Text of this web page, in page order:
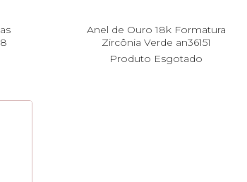
Anel de Ouro 18k Formatura
Zircônia Verde an36151
Produto Esgotado